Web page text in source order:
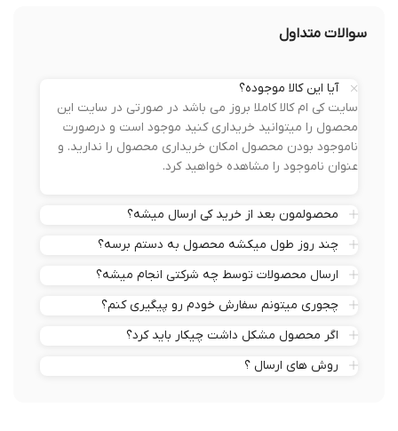
سوالات متداول
آیا این کالا موجوده؟
سایت کی ام کالا کاملا بروز می باشد در صورتی در سایت این
محصول را میتوانید خریداری کنید موجود است و درصورت
ناموجود بودن محصول امکان خریداری محصول را ندارید. و
عنوان ناموجود را مشاهده خواهید کرد.
محصولمون بعد از خرید کی ارسال میشه؟
چند روز طول میکشه محصول به دستم برسه؟
ارسال محصولات توسط چه شرکتی انجام میشه؟
چجوری میتونم سفارش خودم رو پیگیری کنم؟
اگر محصول مشکل داشت چیکار باید کرد؟
روش های ارسال ؟